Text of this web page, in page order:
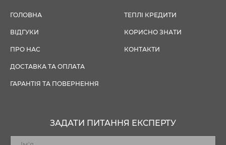
ГОЛОВНА
ВІДГУКИ
ПРО НАС
ДОСТАВКА ТА ОПЛАТА
ГАРАНТІЯ ТА ПОВЕРНЕННЯ
ТЕПЛІ КРЕДИТИ
КОРИСНО ЗНАТИ
КОНТАКТИ
ЗАДАТИ ПИТАННЯ ЕКСПЕРТУ